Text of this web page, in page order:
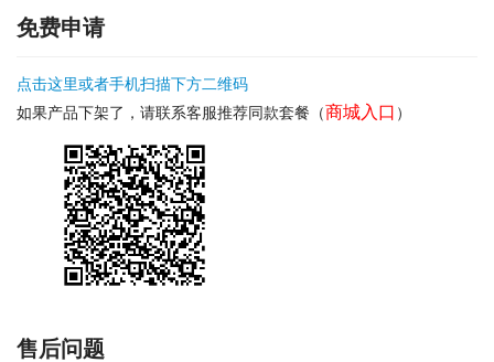
免费申请
点击这里或者手机扫描下方二维码
如果产品下架了，请联系客服推荐同款套餐（商城入口 ）
售后问题